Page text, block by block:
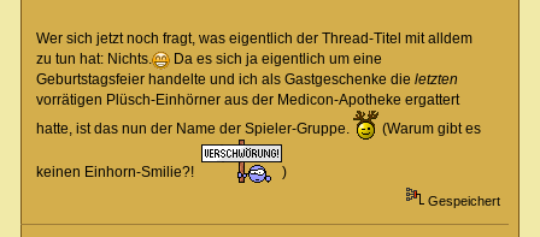
Wer sich jetzt noch fragt, was eigentlich der Thread-Titel mit alldem
zu tun hat: Nichts.
Da es sich ja eigentlich um eine
Geburtstagsfeier handelte und ich als Gastgeschenke die letzten
vorrätigen Plüsch-Einhörner aus der Medicon-Apotheke ergattert
hatte, ist das nun der Name der Spieler-Gruppe.
(Warum gibt es
keinen Einhorn-Smilie?! )
Gespeichert